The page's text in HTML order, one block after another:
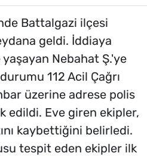
Battalgazi ilçesi
geldi. İddiaya
Nebahat Ş.'ye
112 Acil Çağrı
üzerine adrese polis
edildi. Eve giren ekipler,
kaybettiğini belirledi.
tespit eden ekipler ilk